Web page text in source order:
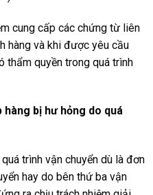
cung cấp các chứng từ liên
hàng và khi được yêu cầu
thẩm quyền trong quá trình
bị hư hỏng do quá
trình vận chuyển dù là đơn
hay do bên thứ ba vận